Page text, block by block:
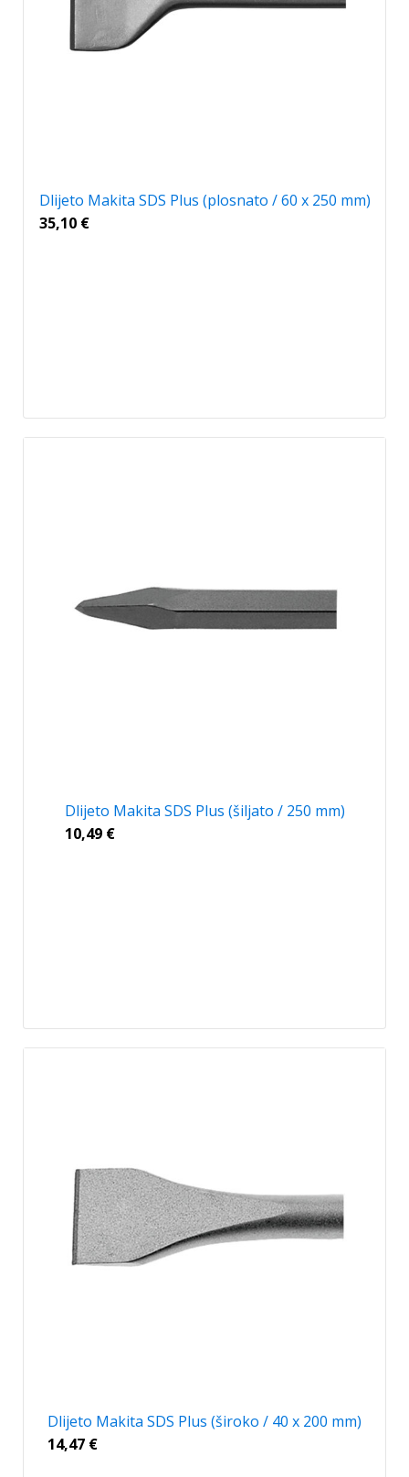
Dlijeto Makita SDS Plus (plosnato / 60 x 250 mm)
35,10 €
Dlijeto Makita SDS Plus (šiljato / 250 mm)
10,49 €
Dlijeto Makita SDS Plus (široko / 40 x 200 mm)
14,47 €